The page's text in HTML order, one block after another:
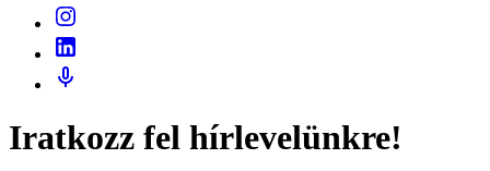
Iratkozz fel hírlevelünkre!